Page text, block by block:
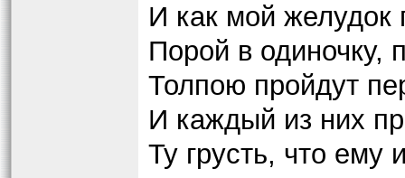
И как мой желудок
Порой в одиночку,
Толпою пройдут
И каждый из них
Ту грусть, что ему